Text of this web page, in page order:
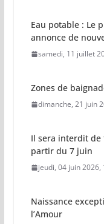
Eau potable : Le
annonce de
samedi, 11 juillet
Zones de
dimanche, 21 juin
Il sera interdit de
partir du 7 juin
jeudi, 04 juin 2026,
Naissance
l’Amour